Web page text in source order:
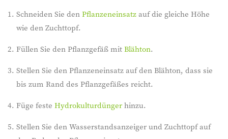
Schneiden Sie denPflanzeneinsatzauf die gleiche Höhe
wie den Zuchttopf.
Füllen Sie den Pflanzgefäß mitBlähton.
Stellen Sie den Pflanzeneinsatz auf den Blähton, dass sie
bis zum Rand des Pflanzgefäßes reicht.
Füge feste Hydrokulturdüngerhinzu.
Stellen Sie den Wasserstandsanzeiger und Zuchttopf auf